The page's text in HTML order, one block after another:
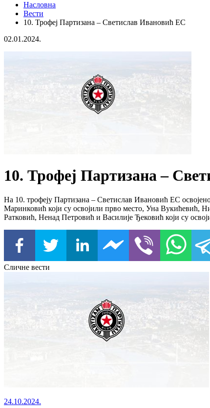
Насловна
Вести
10. Трофеј Партизана – Светислав Ивановић ЕС
02.01.2024.
10. Трофеј Партизана –
На 10. трофеју Партизана – Светислав Ивановић ЕС
Маринковић који су освојили прво место, Уна Вукићевић,
Ратковић, Ненад Петровић и Василије Ђековић који су
Сличне вести
24.10.2024.